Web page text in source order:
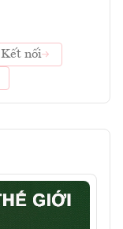
Kết nối